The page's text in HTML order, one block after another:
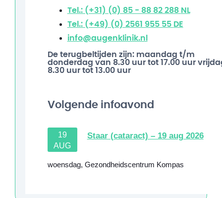
Tel.: (+31) (0) 85 - 88 82 288 NL
Tel.: (+49) (0) 2561 955 55 DE
info@augenklinik.nl
De terugbeltijden zijn: maandag t/m
donderdag van 8.30 uur tot 17.00 uur
8.30 uur tot 13.00 uur
Volgende infoavond
19
AUG
Staar (cataract) – 19 aug 2026
woensdag, Gezondheidscentrum Kompas